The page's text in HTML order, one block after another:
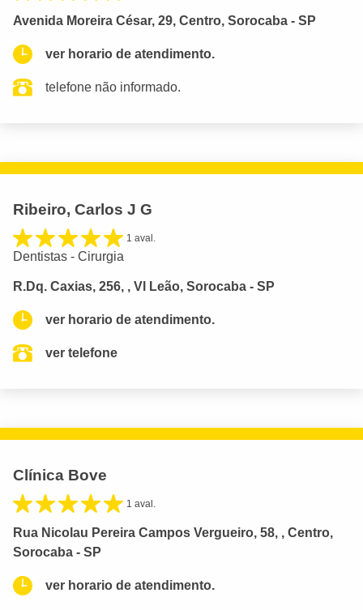
Avenida Moreira César, 29, Centro, Sorocaba - SP
ver horario de atendimento.
telefone não informado.
Ribeiro, Carlos J G
1 aval.
Dentistas - Cirurgia
R.Dq. Caxias, 256, , Vl Leão, Sorocaba - SP
ver horario de atendimento.
ver telefone
Clínica Bove
1 aval.
Rua Nicolau Pereira Campos Vergueiro, 58, , Centro,
Sorocaba - SP
ver horario de atendimento.